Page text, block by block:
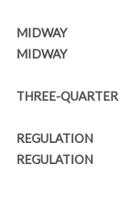
MIDWAY
MIDWAY
THREE-QUARTER
REGULATION
REGULATION